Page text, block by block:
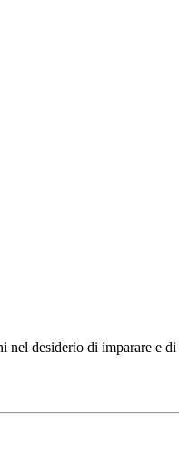
desiderio di imparare e